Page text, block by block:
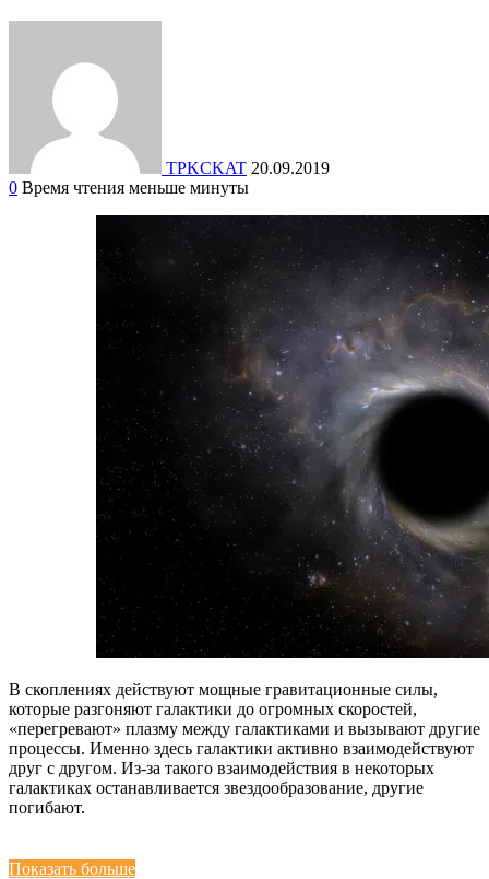
TPKCKAT 20.09.2019
0 Время чтения меньше минуты
В скоплениях действуют мощные гравитационные силы,
которые разгоняют галактики до огромных скоростей,
«перегревают» плазму между галактиками и вызывают другие
процессы. Именно здесь галактики активно взаимодействуют
друг с другом. Из-за такого взаимодействия в некоторых
галактиках останавливается звездообразование, другие
погибают.
Показать больше